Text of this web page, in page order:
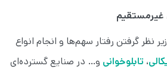
نظر گرفتن رفتار سهم‌ها و انجام انواع
، تابلوخوانی و… در صنایع گسترده‌ای